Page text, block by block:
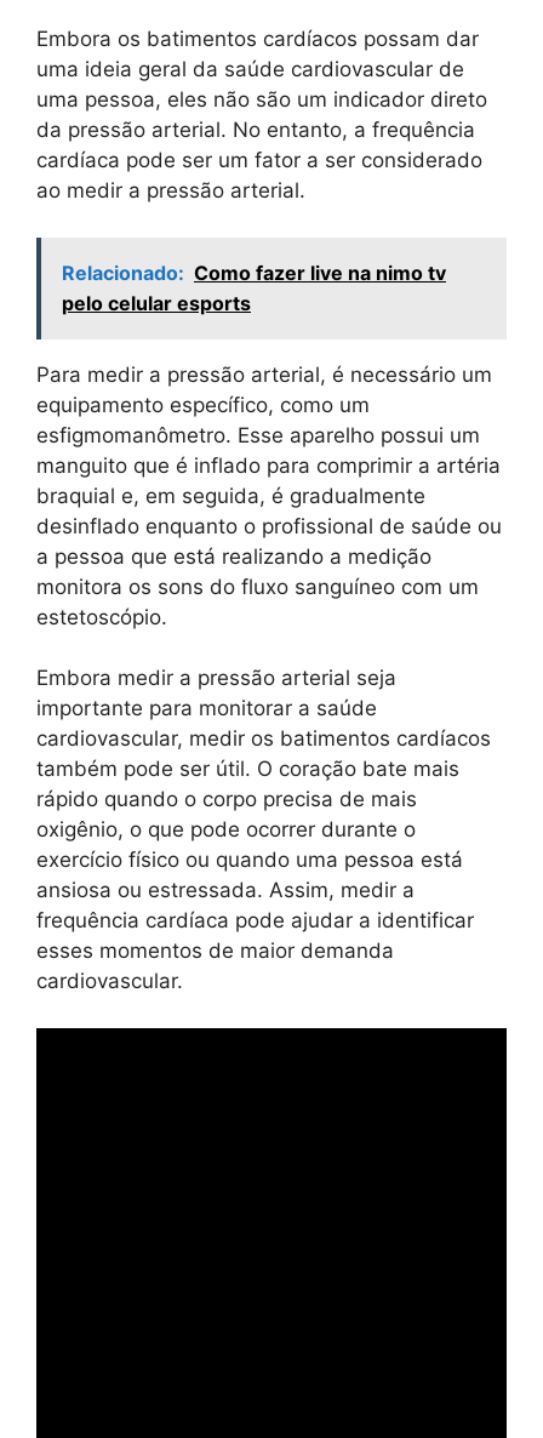
Embora os batimentos cardíacos possam dar
uma ideia geral da saúde cardiovascular de
uma pessoa, eles não são um indicador direto
da pressão arterial. No entanto, a frequência
cardíaca pode ser um fator a ser considerado
ao medir a pressão arterial.
Relacionado: Como fazer live na nimo tv
pelo celular esports
Para medir a pressão arterial, é necessário um
equipamento específico, como um
esfigmomanômetro. Esse aparelho possui um
manguito que é inflado para comprimir a artéria
braquial e, em seguida, é gradualmente
desinflado enquanto o profissional de saúde ou
a pessoa que está realizando a medição
monitora os sons do fluxo sanguíneo com um
estetoscópio.
Embora medir a pressão arterial seja
importante para monitorar a saúde
cardiovascular, medir os batimentos cardíacos
também pode ser útil. O coração bate mais
rápido quando o corpo precisa de mais
oxigênio, o que pode ocorrer durante o
exercício físico ou quando uma pessoa está
ansiosa ou estressada. Assim, medir a
frequência cardíaca pode ajudar a identificar
esses momentos de maior demanda
cardiovascular.